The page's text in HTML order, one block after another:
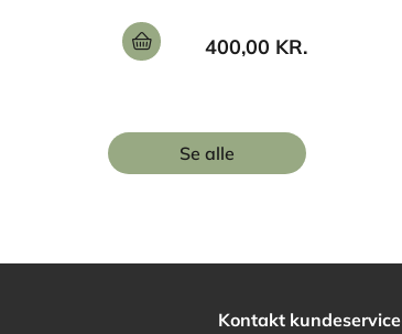
400,00 KR.
Se alle
Kontakt kundeservice